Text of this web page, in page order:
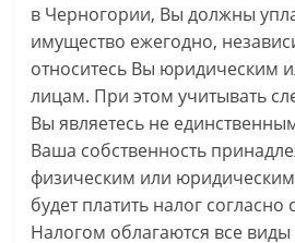
в Черногории, Вы должны
имущество ежегодно,
относитесь Вы юридическим
лицам. При этом учитывать
Вы являетесь не
Ваша собственность
физическим или
будет платить налог согласно
Налогом облагаются все виды